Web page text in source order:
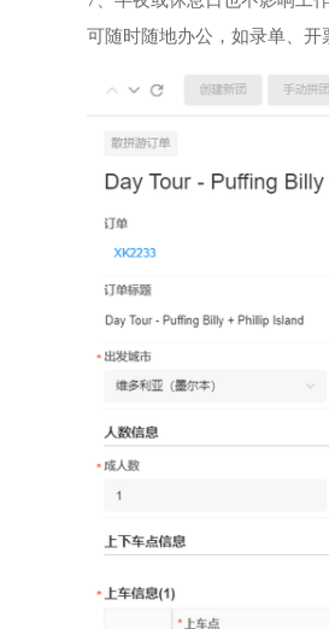
可随时随地办公，如录单、开